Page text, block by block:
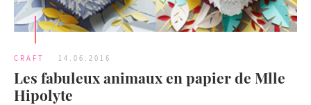
CRAFT 14.06.2016
Les fabuleux animaux en papier de Mlle
Hipolyte